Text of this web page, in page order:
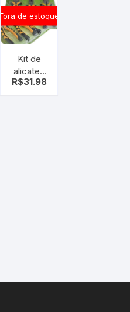
Fora de estoque
Kit de
alicates
3pçs –
R$31.98